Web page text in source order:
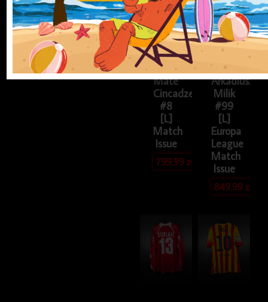
piłkarska
Pogoń
Szczecin
2016/17
Home
Zina
Mate
Cincadze
#8
[L]
Match
Issue
799.99zł
piłkarska
SSC
Napoli
2018/19
Away
Kappa
Arkadiusz
Milik
#99
[L]
Europa
League
Match
Issue
849.99zł